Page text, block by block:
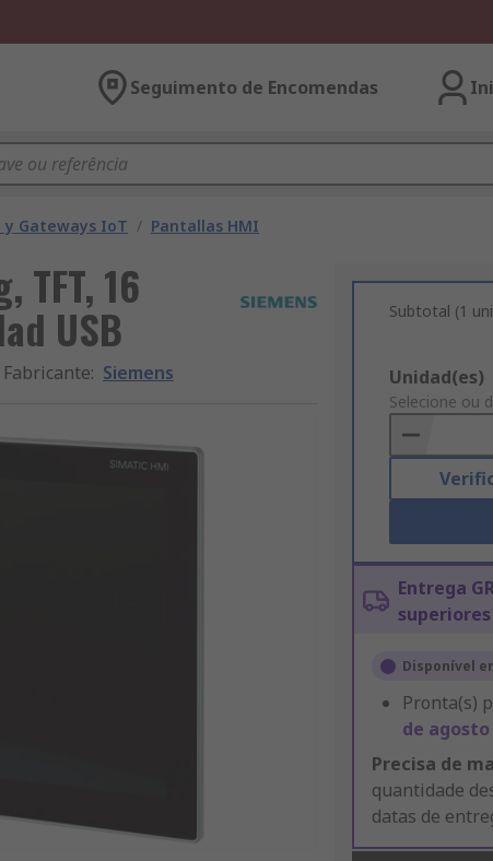
Seguimento de Encomendas
Gateways IoT / Pantallas HMI
TFT, 16
USB
Fabricante: Siemens
Subtotal (1
Add
to
Basket
Unidad(es)
Selecione ou
Entrega
superiores
Disponível
Pronta(s)
de agosto
Precisa de
quantidade
datas de